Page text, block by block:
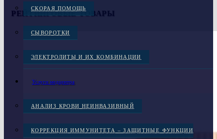
СКОРАЯ ПОМОЩЬ
СЫВОРОТКИ
ЭЛЕКТРОЛИТЫ И ИХ КОМБИНАЦИИ
Услуги медцентра
АНАЛИЗ КРОВИ НЕИНВАЗИВНЫЙ
КОРРЕКЦИЯ ИММУНИТЕТА – ЗАЩИТНЫЕ ФУНКЦИИ
РЕЙТИНГОВЫЕ ТОВАРЫ